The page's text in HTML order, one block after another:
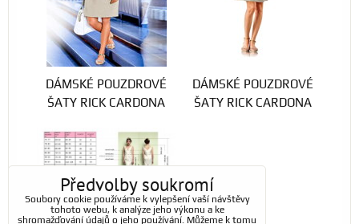
DÁMSKÉ POUZDROVÉ
ŠATY RICK CARDONA
DÁMSKÉ POUZDROVÉ
ŠATY RICK CARDONA
Předvolby soukromí
Soubory cookie používáme k vylepšení vaší návštěvy
tohoto webu, k analýze jeho výkonu a ke
shromažďování údajů o jeho používání. Můžeme k tomu